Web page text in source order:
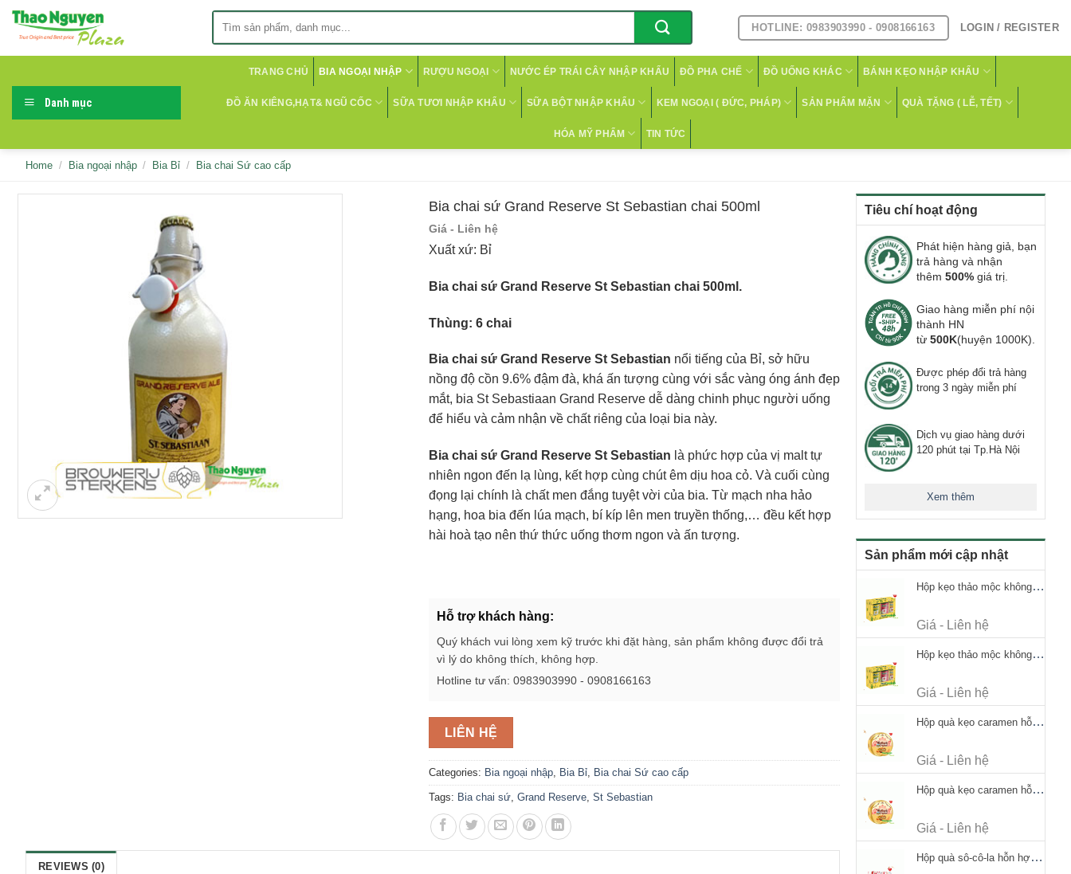
Skip
HOTLINE: 0983903990 - 0908166163 LOGIN / REGISTER
Danh mục
TRANG CHỦ BIA NGOẠI NHẬP RƯỢU NGOẠI NƯỚC ÉP TRÁI CÂY NHẬP KHẨU ĐỒ PHA CHẾ ĐỒ UỐNG KHÁC BÁNH KẸO NHẬP KHẨU
ĐỒ ĂN KIÊNG,HẠT& NGŨ CỐC SỮA TƯƠI NHẬP KHẨU SỮA BỘT NHẬP KHẨU KEM NGOẠI ( ĐỨC, PHÁP) SẢN PHẨM MẶN QUÀ TẶNG ( LỄ, TẾT)
HÓA MỸ PHẨM TIN TỨC
Home / Bia ngoại nhập / Bia Bỉ / Bia chai Sứ cao cấp
Tiêu chí hoạt động
Phát hiện hàng giả, bạn
trả hàng và nhận
thêm 500% giá trị.
Giao hàng miễn phí nội
thành HN
từ 500K(huyện 1000K).
Được phép đổi trả hàng
trong 3 ngày miễn phí
Dịch vụ giao hàng dưới
120 phút tại Tp.Hà Nội
Xem thêm
Sản phẩm mới cập nhật
Hộp kẹo thảo mộc không đường Ricola Signature 112.5g
Giá - Liên hệ
Hộp kẹo thảo mộc không đường Ricola Signature 112.5g
Giá - Liên hệ
Hộp quà kẹo caramen hỗn hợp Werther's Original Caramel Candy 170g
Giá - Liên hệ
Hộp quà kẹo caramen hỗn hợp Werther's Original Caramel Candy 170g
Giá - Liên hệ
Hộp quà sô-cô-la hỗn hợp Merci Petits Chocolate Collection 125g thiếc
Bia chai sứ Grand Reserve St Sebastian chai 500ml
Giá - Liên hệ
Xuất xứ: Bỉ
Bia chai sứ Grand Reserve St Sebastian chai 500ml.
Thùng: 6 chai
Bia chai sứ Grand Reserve St Sebastian nổi tiếng của Bỉ, sở hữu
nồng độ cồn 9.6% đậm đà, khá ấn tượng cùng với sắc vàng óng ánh đẹp
mắt, bia St Sebastiaan Grand Reserve dễ dàng chinh phục người uống
để hiểu và cảm nhận về chất riêng của loại bia này.
Bia chai sứ Grand Reserve St Sebastian là phức hợp của vị malt tự
nhiên ngon đến lạ lùng, kết hợp cùng chút êm dịu hoa cỏ. Và cuối cùng
đọng lại chính là chất men đắng tuyệt vời của bia. Từ mạch nha hảo
hạng, hoa bia đến lúa mạch, bí kíp lên men truyền thống,… đều kết hợp
hài hoà tạo nên thứ thức uống thơm ngon và ấn tượng.
Hỗ trợ khách hàng:
Quý khách vui lòng xem kỹ trước khi đặt hàng, sản phẩm không được đổi trả
vì lý do không thích, không hợp.
Hotline tư vấn: 0983903990 - 0908166163
LIÊN HỆ
Categories: Bia ngoại nhập, Bia Bỉ, Bia chai Sứ cao cấp
Tags: Bia chai sứ, Grand Reserve, St Sebastian
REVIEWS (0)